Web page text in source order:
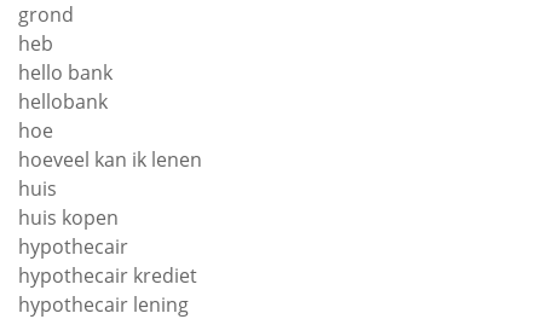
grond
heb
hello bank
hellobank
hoe
hoeveel kan ik lenen
huis
huis kopen
hypothecair
hypothecair krediet
hypothecair lening